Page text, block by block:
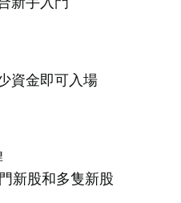
資金即可入場
新股和多隻新股